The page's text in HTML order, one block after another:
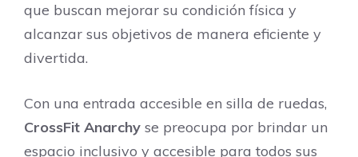
que buscan mejorar su condición física y
alcanzar sus objetivos de manera eficiente y
divertida.
Con una entrada accesible en silla de ruedas,
CrossFit Anarchy se preocupa por brindar un
espacio inclusivo y accesible para todos sus